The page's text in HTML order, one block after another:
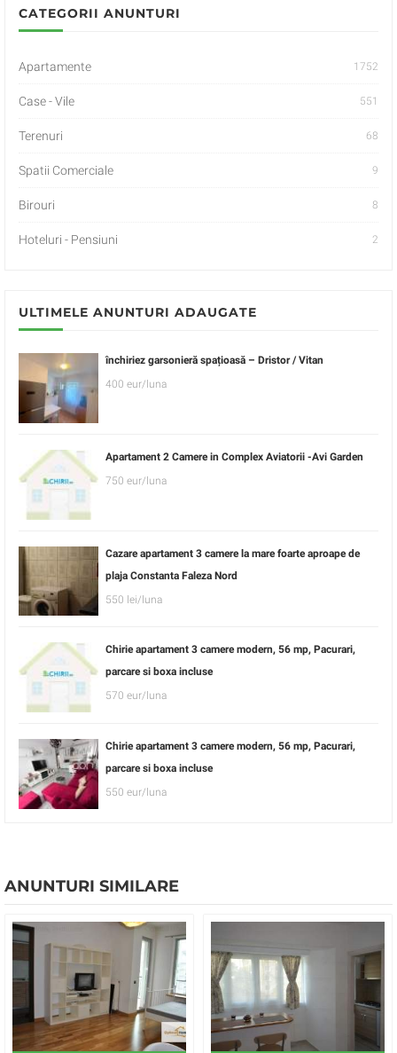
CATEGORII ANUNTURI
Apartamente 1752
Case - Vile 551
Terenuri 68
Spatii Comerciale 9
Birouri 8
Hoteluri - Pensiuni 2
ULTIMELE ANUNTURI ADAUGATE
închiriez garsonieră spațioasă – Dristor / Vitan
400 eur/luna
Apartament 2 Camere in Complex Aviatorii -Avi Garden
750 eur/luna
Cazare apartament 3 camere la mare foarte aproape de
plaja Constanta Faleza Nord
550 lei/luna
Chirie apartament 3 camere modern, 56 mp, Pacurari,
parcare si boxa incluse
570 eur/luna
Chirie apartament 3 camere modern, 56 mp, Pacurari,
parcare si boxa incluse
550 eur/luna
ANUNTURI SIMILARE